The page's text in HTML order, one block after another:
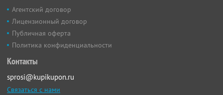
Агентский договор
Лицензионный договор
Публичная оферта
Политика конфиденциальности
Контакты
sprosi@kupikupon.ru
Связаться с нами